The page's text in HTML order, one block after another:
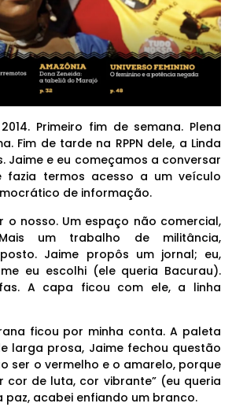
Primeiro fim de semana. Plena
Fim de tarde na RPPN dele, a Linda
Jaime e eu começamos a conversar
termos acesso a um veículo
de informação.
o nosso. Um espaço não comercial,
um trabalho de militância,
Jaime propôs um jornal; eu,
eu escolhi (ele queria Bacurau).
A capa ficou com ele, a linha
ficou por minha conta. A paleta
larga prosa, Jaime fechou questão
ser o vermelho e o amarelo, porque
cor de luta, cor vibrante” (eu queria
acabei enfiando um branco.